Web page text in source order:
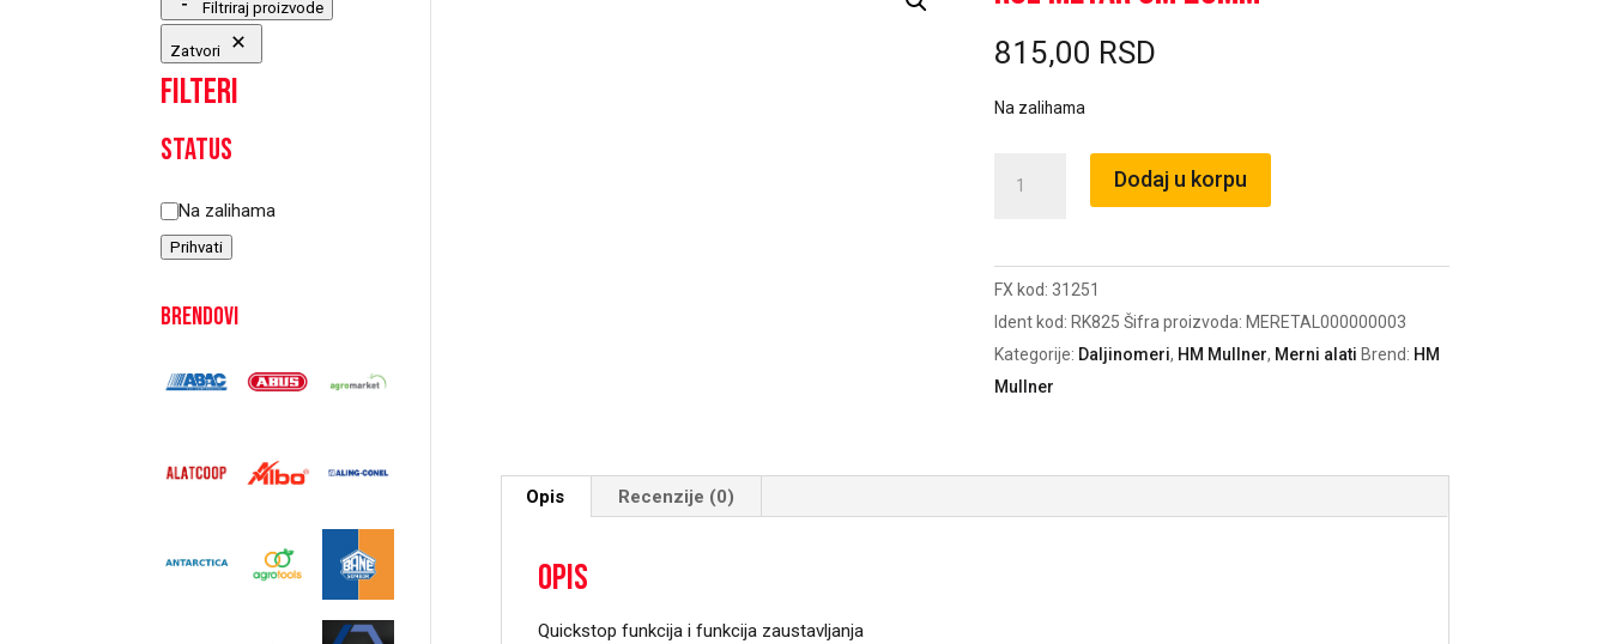
815,00 RSD
Na zalihama
25mm
količina
Dodaj u korpu
FX kod: 31251
Ident kod: RK825 Šifra proizvoda: MERETAL000000003
Kategorije: Daljinomeri, HM Mullner, Merni alati Brend: HM
Mullner
Opis Recenzije (0)
Opis
Quickstop funkcija i funkcija zaustavljanja
Filtriraj proizvode
Zatvori
Filteri
Status
Status
Na zalihama
Prihvati
Brendovi